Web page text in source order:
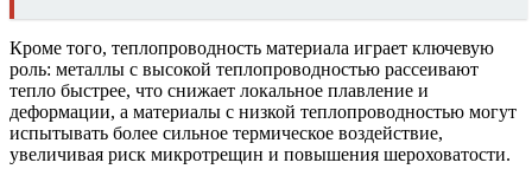
Кроме того, теплопроводность материала играет ключевую
роль: металлы с высокой теплопроводностью рассеивают
тепло быстрее, что снижает локальное плавление и
деформации, а материалы с низкой теплопроводностью могут
испытывать более сильное термическое воздействие,
увеличивая риск микротрещин и повышения шероховатости.